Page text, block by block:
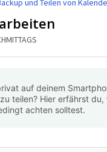
und Teilen von
auf deinem
teilen? Hier erfährst
achten solltest.